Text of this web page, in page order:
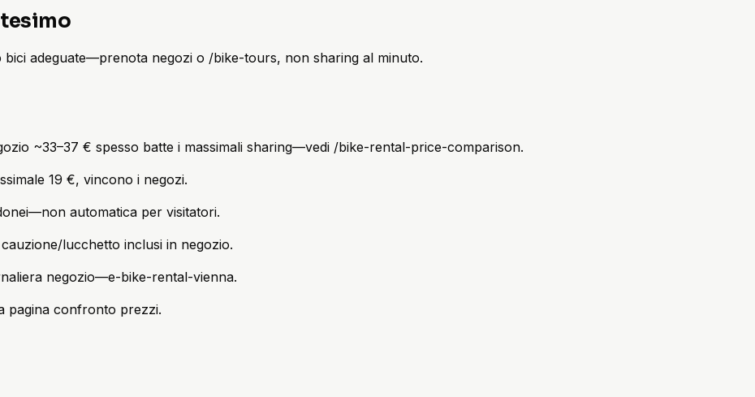
adeguate—prenota negozi o /bike-tours, non sharing al minuto.
~33–37 € spesso batte i massimali sharing—vedi /bike-rental-price-comparison.
19 €, vincono i negozi.
automatica per visitatori.
lucchetto inclusi in negozio.
negozio—e-bike-rental-vienna.
pagina confronto prezzi.